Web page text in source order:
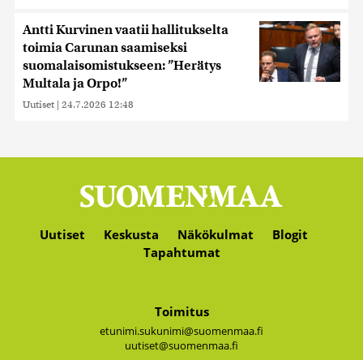
Antti Kurvinen vaatii hallitukselta
toimia Carunan saamiseksi
suomalaisomistukseen: ”Herätys
Multala ja Orpo!”
Uutiset | 24.7.2026 12:48
Uutiset Keskusta Näkökulmat
Blogit
Tapahtumat
Toimitus
etunimi.sukunimi@suomenmaa.fi
uutiset@suomenmaa.fi